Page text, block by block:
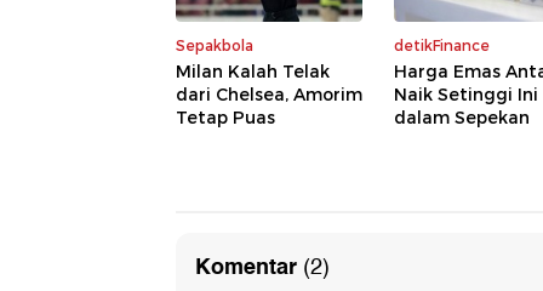
Sepakbola
Milan Kalah Telak
dari Chelsea, Amorim
Tetap Puas
detikFinance
Harga Emas
Naik Setinggi Ini
dalam Sepekan